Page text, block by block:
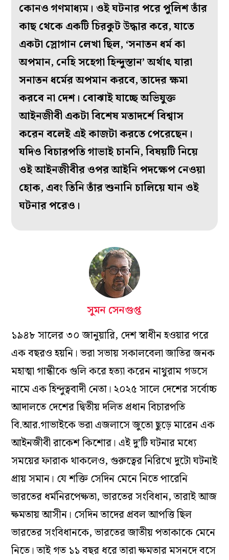
কোনও গণমাধ্যম। ওই ঘটনার পরে পুলিশ তাঁর
কাছ থেকে একটি চিরকুট উদ্ধার করে, যাতে
একটা স্লোগান লেখা ছিল, ‘সনাতন ধর্ম কা
অপমান, নেহি সহেগা হিন্দুস্তান’ অর্থাৎ যারা
সনাতন ধর্মের অপমান করবে, তাদের ক্ষমা
করবে না দেশ। বোঝাই যাচ্ছে অভিযুক্ত
আইনজীবী একটা বিশেষ মতাদর্শে বিশ্বাস
করেন বলেই এই কাজটা করতে পেরেছেন।
যদিও বিচারপতি গাভাই চাননি, বিষয়টি নিয়ে
ওই আইনজীবীর ওপর আইনি পদক্ষেপ নেওয়া
হোক, এবং তিনি তাঁর শুনানি চালিয়ে যান ওই
ঘটনার পরেও।
সুমন সেনগুপ্ত
১৯৪৮ সালের ৩০ জানুয়ারি, দেশ স্বাধীন হওয়ার পরে
এক বছরও হয়নি। ভরা সভায় সকালবেলা জাতির জনক
মহাত্মা গান্ধীকে গুলি করে হত্যা করেন নাথুরাম গডসে
নামে এক হিন্দুত্ববাদী নেতা। ২০২৫ সালে দেশের সর্বোচ্চ
আদালতে দেশের দ্বিতীয় দলিত প্রধান বিচারপতি
বি.আর.গাভাইকে ভরা এজলাসে জুতো ছুড়ে মারেন এক
আইনজীবী রাকেশ কিশোর। এই দু’টি ঘটনার মধ্যে
সময়ের ফারাক থাকলেও, গুরুত্বের নিরিখে দুটো ঘটনাই
প্রায় সমান। যে শক্তি সেদিন মেনে নিতে পারেনি
ভারতের ধর্মনিরপেক্ষতা, ভারতের সংবিধান, তারাই আজ
ক্ষমতায় আসীন। সেদিন তাদের প্রবল আপত্তি ছিল
ভারতের সংবিধানকে, ভারতের জাতীয় পতাকাকে মেনে
নিতে। তাই গত ১১ বছর ধরে তারা ক্ষমতার মসনদে বসে